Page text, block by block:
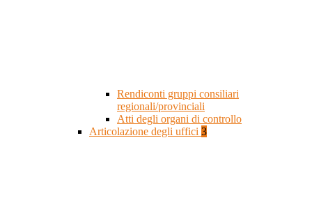
Rendiconti gruppi consiliari
regionali/provinciali
Atti degli organi di controllo
Articolazione degli uffici 3